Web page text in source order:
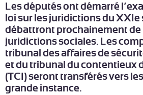
Les députés ont démarré
loi sur les juridictions du XXIe
débattront prochainement de
juridictions sociales. Les
tribunal des affaires de
et du tribunal du contentieux
(TCI) seront transférés vers
grande instance.